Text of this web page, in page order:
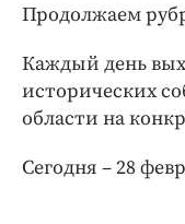
Блоги
Издания
Интересное
Клиника года
Продолжаем
Каждый день
исторических
области на
Сегодня – 28